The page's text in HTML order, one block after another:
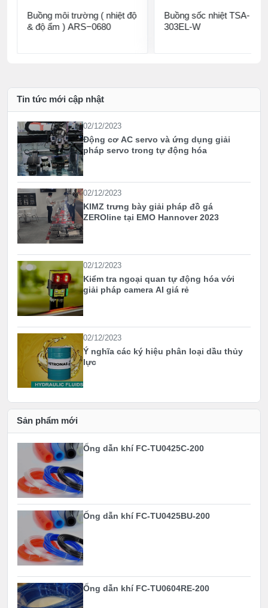
Tin tức mới cập nhật
02/12/2023
Động cơ AC servo và ứng dụng giải
pháp servo trong tự động hóa
02/12/2023
KIMZ trưng bày giải pháp đồ gá
ZEROline tại EMO Hannover 2023
02/12/2023
Kiểm tra ngoại quan tự động hóa với
giải pháp camera AI giá rẻ
02/12/2023
Ý nghĩa các ký hiệu phân loại dầu thủy
lực
Sản phẩm mới
Ống dẫn khí FC-TU0425C-200
Ống dẫn khí FC-TU0425BU-200
Ống dẫn khí FC-TU0604RE-200
Buồng môi trường ( nhiệt độ
& độ ẩm ) ARS−0680
Buồng sốc nhiệt TSA-
303EL-W